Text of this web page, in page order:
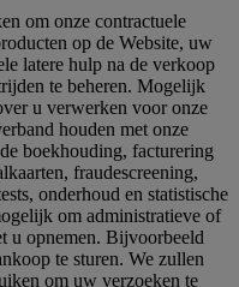
om onze contractuele
op de Website, uw
latere hulp na de verkoop
te beheren. Mogelijk
u verwerken voor onze
houden met onze
boekhouding, facturering
fraudescreening,
onderhoud en statistische
om administratieve of
u opnemen. Bijvoorbeeld
te sturen. We zullen
om uw verzoeken te